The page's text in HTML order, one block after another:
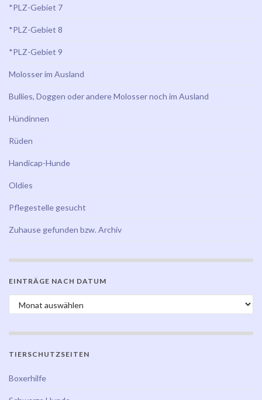
*PLZ-Gebiet 7
*PLZ-Gebiet 8
*PLZ-Gebiet 9
Molosser im Ausland
Bullies, Doggen oder andere Molosser noch im Ausland
Hündinnen
Rüden
Handicap-Hunde
Oldies
Pflegestelle gesucht
Zuhause gefunden bzw. Archiv
EINTRÄGE NACH DATUM
Einträge nach Datum
TIERSCHUTZSEITEN
Boxerhilfe